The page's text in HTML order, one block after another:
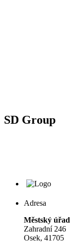
SD Group
Adresa
Městský
Zahradní 246
Osek, 41705